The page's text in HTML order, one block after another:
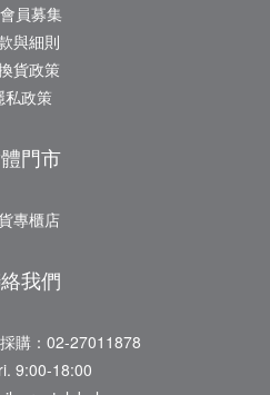
員募集
與細則
貨政策
私政策
門市
專櫃店
我們
購：02-27011878
9:00-18:00